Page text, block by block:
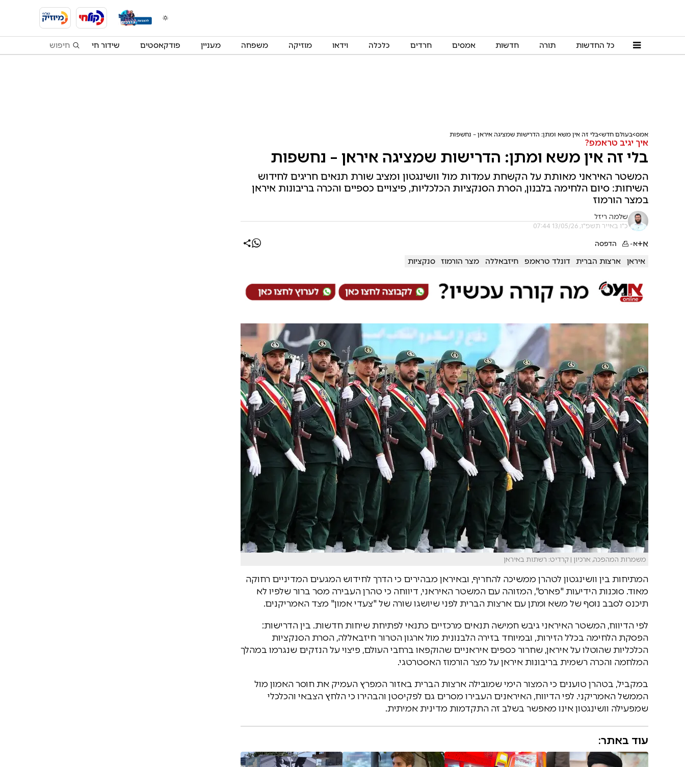
כל החדשות תורה חדשות אמסים חרדים כלכלה וידאו מוזיקה משפחה מעניין פודקאסטים שידור חי
אמס בעולם חדש בלי זה אין משא ומתן: הדרישות שמציגה איראן – נחשפות
איך יגיב טראמפ?
בלי זה אין משא ומתן: הדרישות שמציגה איראן – נחשפות
המשטר האיראני מאותת על הקשחת עמדות מול וושינגטון ומציב שורת תנאים חריגים לחידוש
השיחות: סיום הלחימה בלבנון, הסרת הסנקציות הכלכליות, פיצויים כספיים והכרה בריבונות איראן
במצר הורמוז
שלמה ריזל
כ"ו באייר תשפ"ו, 13/05/26 07:44
א+א- הדפסה
איראן ארצות הברית דונלד טראמפ חיזבאללה מצר הורמוז סנקציות
משמרות המהפכה, ארכיון | קרדיט: רשתות באיראן
המתיחות בין וושינגטון לטהרן ממשיכה להחריף, ובאיראן מבהירים כי הדרך לחידוש המגעים המדיניים רחוקה
מאוד. סוכנות הידיעות "פארס", המזוהה עם המשטר האיראני, דיווחה כי טהרן העבירה מסר ברור שלפיו לא
תיכנס לסבב נוסף של משא ומתן עם ארצות הברית לפני שיושגו שורה של "צעדי אמון" מצד האמריקנים.
לפי הדיווח, המשטר האיראני גיבש חמישה תנאים מרכזיים כתנאי לפתיחת שיחות חדשות. בין הדרישות:
הפסקת הלחימה בכלל הזירות, ובמיוחד בזירה הלבנונית מול ארגון הטרור חיזבאללה, הסרת הסנקציות
הכלכליות שהוטלו על איראן, שחרור כספים איראניים שהוקפאו ברחבי העולם, פיצוי על הנזקים שנגרמו במהלך
המלחמה והכרה רשמית בריבונות איראן על מצר הורמוז האסטרטגי.
במקביל, בטהרן טוענים כי המצור הימי שמובילה ארצות הברית באזור המפרץ העמיק את חוסר האמון מול
הממשל האמריקני. לפי הדיווח, האיראנים העבירו מסרים גם לפקיסטן והבהירו כי הלחץ הצבאי והכלכלי
שמפעילה וושינגטון אינו מאפשר בשלב זה התקדמות מדינית אמיתית.
עוד באתר: